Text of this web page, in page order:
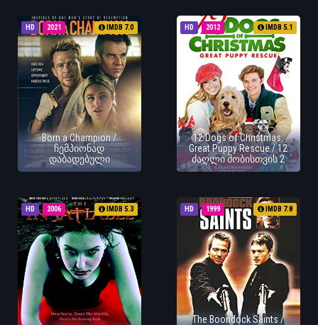
HD 2021 IMDB 7.0
Born a Champion /
ჩემპიონად
დაბადებული
HD 2012 IMDB 5.1
12 Dogs of Christmas:
Great Puppy Rescue / 12
ძაღლი შობისთვის 2
HD 2006 IMDB 5.3 HD 1999 IMDB 7.8
The Boondock Saints /